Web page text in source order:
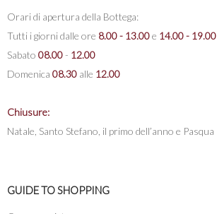
Orari di apertura della Bottega:
Tutti i giorni dalle ore 8.00 - 13.00e 14.00 - 19.00
Sabato 08.00- 12.00
Domenica 08.30 alle 12.00
Chiusure:
Natale, Santo Stefano, il primo dell’anno e Pasqua
GUIDE TO SHOPPING